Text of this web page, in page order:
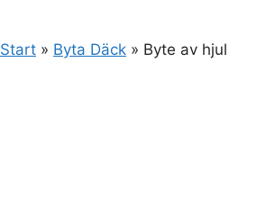
Start » Byta Däck » Byte av hjul